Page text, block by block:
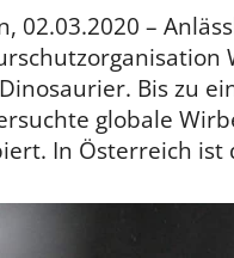
02.03.2020 –
Bis zu
globale
In Österreich ist